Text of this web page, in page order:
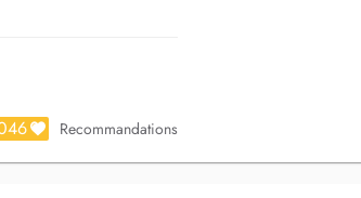
2141929
Recommandations